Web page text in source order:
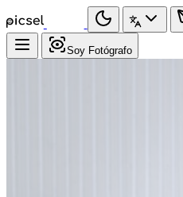
Soy Fotógrafo